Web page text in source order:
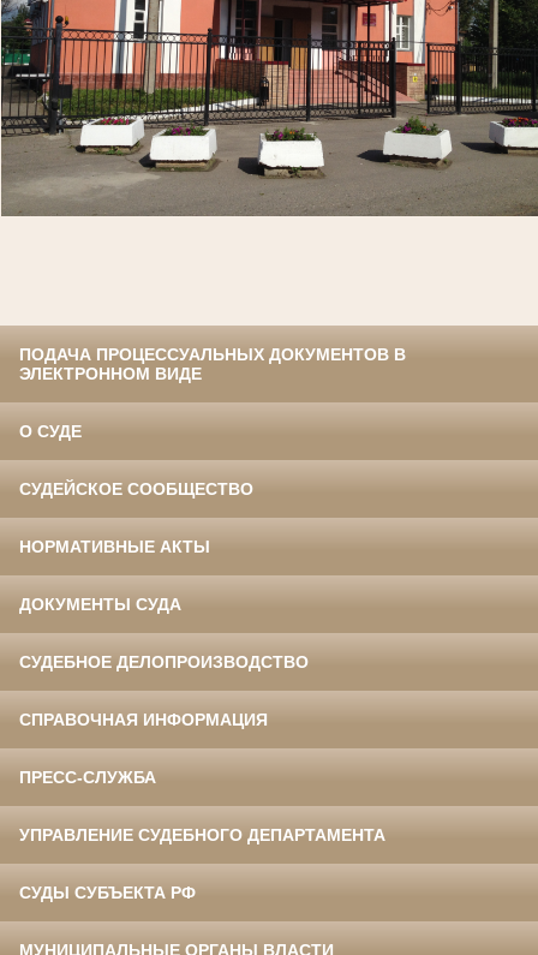
ПОДАЧА ПРОЦЕССУАЛЬНЫХ ДОКУМЕНТОВ В
ЭЛЕКТРОННОМ ВИДЕ
О СУДЕ
СУДЕЙСКОЕ СООБЩЕСТВО
НОРМАТИВНЫЕ АКТЫ
ДОКУМЕНТЫ СУДА
СУДЕБНОЕ ДЕЛОПРОИЗВОДСТВО
СПРАВОЧНАЯ ИНФОРМАЦИЯ
ПРЕСС-СЛУЖБА
УПРАВЛЕНИЕ СУДЕБНОГО ДЕПАРТАМЕНТА
СУДЫ СУБЪЕКТА РФ
МУНИЦИПАЛЬНЫЕ ОРГАНЫ ВЛАСТИ